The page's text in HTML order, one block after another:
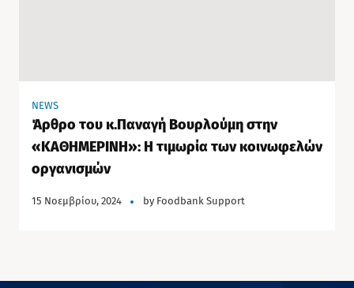
NEWS
Άρθρο του κ.Παναγή Βουρλούμη στην
«ΚΑΘΗΜΕΡΙΝΗ»: Η τιμωρία των κοινωφελών
οργανισμών
15 Νοεμβρίου, 2024 by Foodbank Support